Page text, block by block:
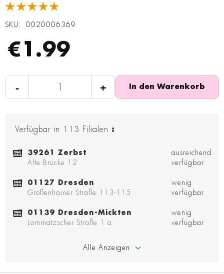
★★★★★
SKU 0020006369
€1.99
- + In den Warenkorb
Verfügbar in 113 Filialen :
39261 Zerbst
Alte Brücke 12
ausreichend
verfügbar
01127 Dresden
Großenhainer Straße 113-115
wenig
verfügbar
01139 Dresden-Mickten
Lommatzscher Straße 1 a
wenig
verfügbar
Alle Anzeigen
Bildgalerie